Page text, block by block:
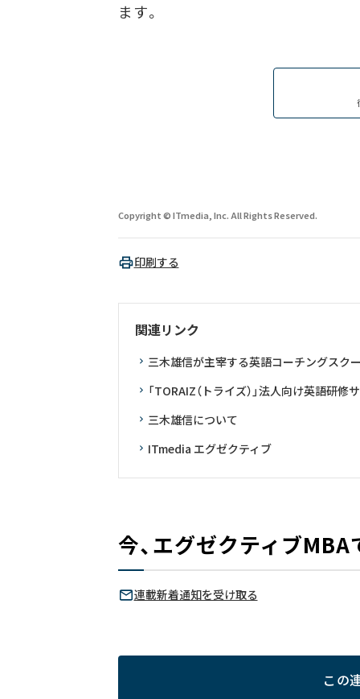
ます。
Copyright © ITmedia, Inc. All Rights Reserved.
印刷する
関連リンク
三木雄信が主宰する英語コーチングスクー
「TORAIZ（トライズ）」法人向け英語研修
三木雄信について
ITmedia エグゼクティブ
今、エグゼクティブ
連載新着通知を受け取る
この